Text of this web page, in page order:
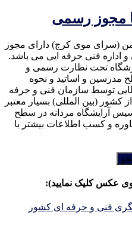
مجوز رسمی
من (سرای موی کرج) دارای مجوز
و اداره فنی حرفه ایی می باشد.
تحت نظارت رسمی و
مدرسین و اساتید و نحوه
توسط سازمان فنی و حرفه
(بین المللی) بسیار معتبر
آرایشگاه مردانه در سطح
و کسب اطلاعات بیشتر با
عکس کلیک نمایید):